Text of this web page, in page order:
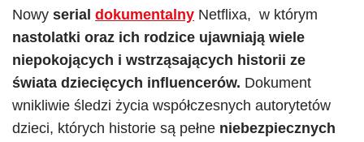
Nowy serial dokumentalny Netflixa, w którym
nastolatki oraz ich rodzice ujawniają wiele
niepokojących i wstrząsających historii ze
świata dziecięcych influencerów. Dokument
wnikliwie śledzi życia współczesnych autorytetów
dzieci, których historie są pełne niebezpiecznych